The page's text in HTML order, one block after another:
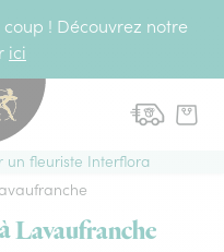
! Découvrez notre
ici
un fleuriste Interflora
Lavaufranche